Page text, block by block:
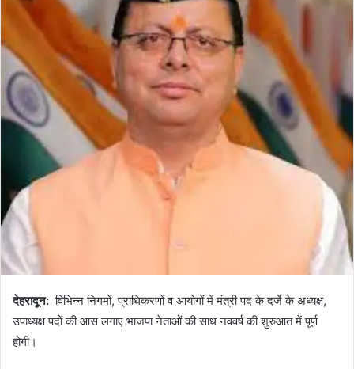
देहरादून:विभिन्न निगमों, प्राधिकरणों व आयोगों में मंत्री पद के दर्जे के अध्यक्ष,
उपाध्यक्ष पदों की आस लगाए भाजपा नेताओं की साध नववर्ष की शुरुआत में पूर्ण
होगी।